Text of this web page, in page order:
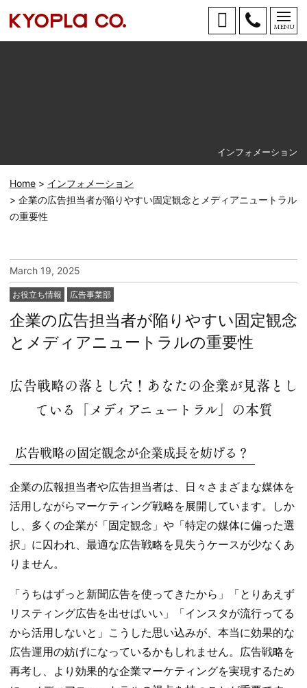
MENU
Tel.
お問い
インフォメーション
Home
インフォメーション
企業の広告担当者が陥りやすい固定観念とメディアニュートラル
の重要性
March 19, 2025
カ
ゴ
リー:
お役立ち情報 広告事業部
企業の広告担当者が陥りやすい固定観念
とメディアニュートラルの重要性
広告戦略の落とし穴！あなたの企業が見落とし
ている「メディアニュートラル」の本質
広告戦略の固定観念が企業成長を妨げる？
企業の広報担当者や広告担当者は、日々さまざまな媒体を
活用しながらマーケティング戦略を展開しています。しか
し、多くの企業が「固定観念」や「特定の媒体に偏った選
択」に囚われ、最適な広告戦略を見失うケースが少なくあ
りません。
「うちはずっと新聞広告を使ってきたから」「とりあえず
リスティング広告を出せばいい」「インスタが流行ってる
から活用しないと」こうした思い込みが、本当に効果的な
広告運用の妨げになっているかもしれません。広告戦略を
再考し、より効果的な企業マーケティングを実現するため